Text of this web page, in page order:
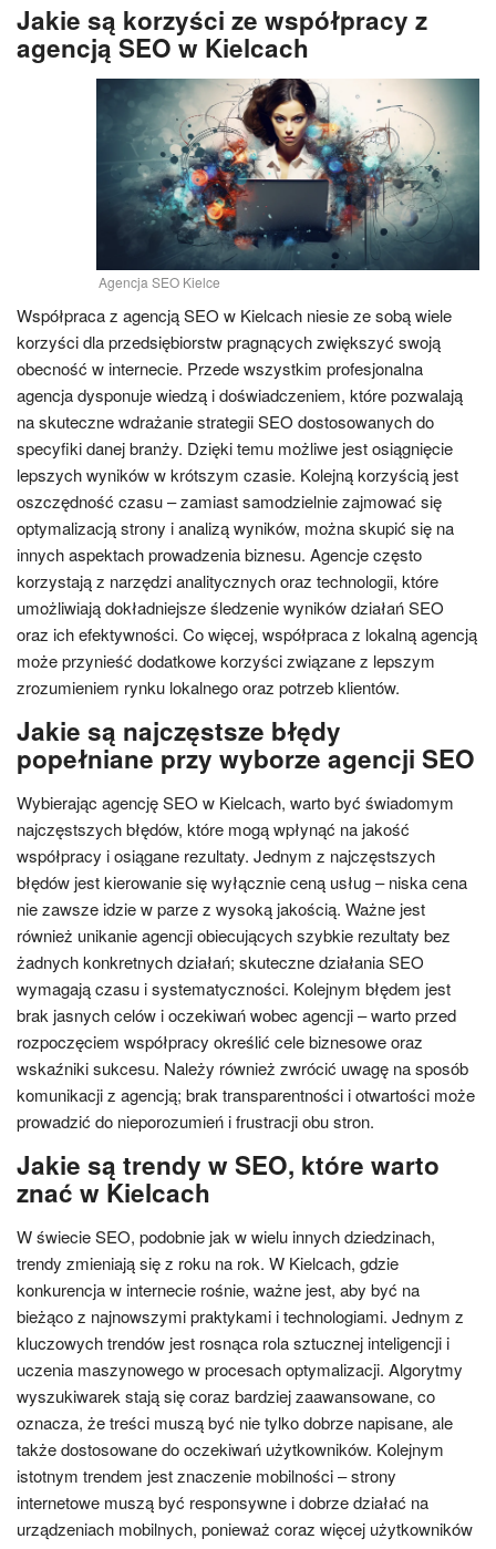
Jakie są korzyści ze współpracy z
agencją SEO w Kielcach
Agencja SEO Kielce
Współpraca z agencją SEO w Kielcach niesie ze sobą wiele
korzyści dla przedsiębiorstw pragnących zwiększyć swoją
obecność w internecie. Przede wszystkim profesjonalna
agencja dysponuje wiedzą i doświadczeniem, które pozwalają
na skuteczne wdrażanie strategii SEO dostosowanych do
specyfiki danej branży. Dzięki temu możliwe jest osiągnięcie
lepszych wyników w krótszym czasie. Kolejną korzyścią jest
oszczędność czasu – zamiast samodzielnie zajmować się
optymalizacją strony i analizą wyników, można skupić się na
innych aspektach prowadzenia biznesu. Agencje często
korzystają z narzędzi analitycznych oraz technologii, które
umożliwiają dokładniejsze śledzenie wyników działań SEO
oraz ich efektywności. Co więcej, współpraca z lokalną agencją
może przynieść dodatkowe korzyści związane z lepszym
zrozumieniem rynku lokalnego oraz potrzeb klientów.
Jakie są najczęstsze błędy
popełniane przy wyborze agencji SEO
Wybierając agencję SEO w Kielcach, warto być świadomym
najczęstszych błędów, które mogą wpłynąć na jakość
współpracy i osiągane rezultaty. Jednym z najczęstszych
błędów jest kierowanie się wyłącznie ceną usług – niska cena
nie zawsze idzie w parze z wysoką jakością. Ważne jest
również unikanie agencji obiecujących szybkie rezultaty bez
żadnych konkretnych działań; skuteczne działania SEO
wymagają czasu i systematyczności. Kolejnym błędem jest
brak jasnych celów i oczekiwań wobec agencji – warto przed
rozpoczęciem współpracy określić cele biznesowe oraz
wskaźniki sukcesu. Należy również zwrócić uwagę na sposób
komunikacji z agencją; brak transparentności i otwartości może
prowadzić do nieporozumień i frustracji obu stron.
Jakie są trendy w SEO, które warto
znać w Kielcach
W świecie SEO, podobnie jak w wielu innych dziedzinach,
trendy zmieniają się z roku na rok. W Kielcach, gdzie
konkurencja w internecie rośnie, ważne jest, aby być na
bieżąco z najnowszymi praktykami i technologiami. Jednym z
kluczowych trendów jest rosnąca rola sztucznej inteligencji i
uczenia maszynowego w procesach optymalizacji. Algorytmy
wyszukiwarek stają się coraz bardziej zaawansowane, co
oznacza, że treści muszą być nie tylko dobrze napisane, ale
także dostosowane do oczekiwań użytkowników. Kolejnym
istotnym trendem jest znaczenie mobilności – strony
internetowe muszą być responsywne i dobrze działać na
urządzeniach mobilnych, ponieważ coraz więcej użytkowników